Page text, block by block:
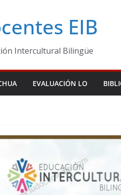
EIB
Intercultural Bilingüe
EVALUACIÓN LO